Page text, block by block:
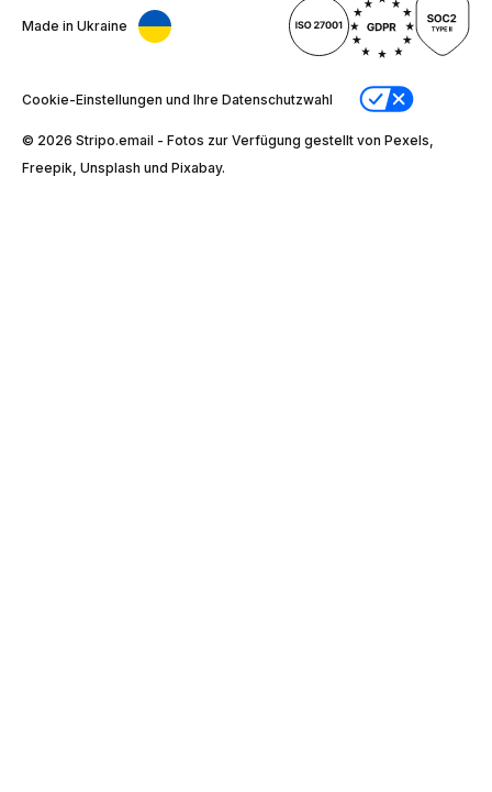
Made in Ukraine
Cookie-Einstellungen und Ihre Datenschutzwahl
© 2026 Stripо.email - Fotos zur Verfügung gestellt von Pexels,
Freepik, Unsplash und Pixabay.